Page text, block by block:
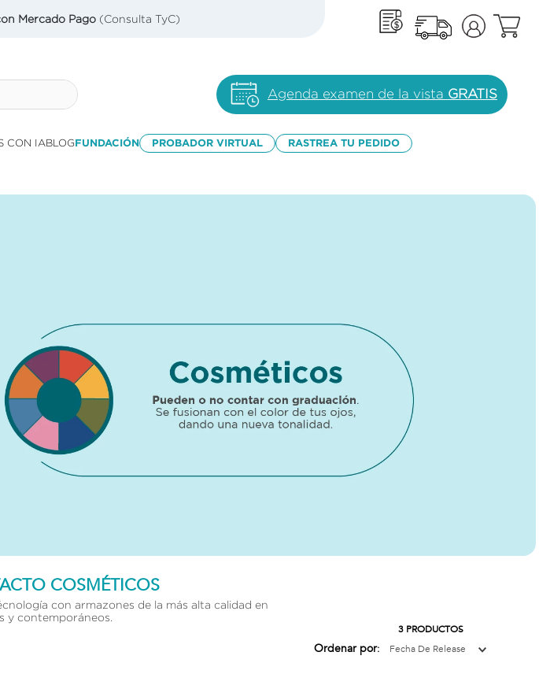
Mercado Pago (Consulta TyC)
Agenda examen de la vista GRATIS
CON IABLOGFUNDACIÓN PROBADOR VIRTUAL RASTREA TU PEDIDO
COSMÉTICOS
con armazones de la más alta calidad en
y contemporáneos.
3 PRODUCTOS
Ordenar por Fecha De Release